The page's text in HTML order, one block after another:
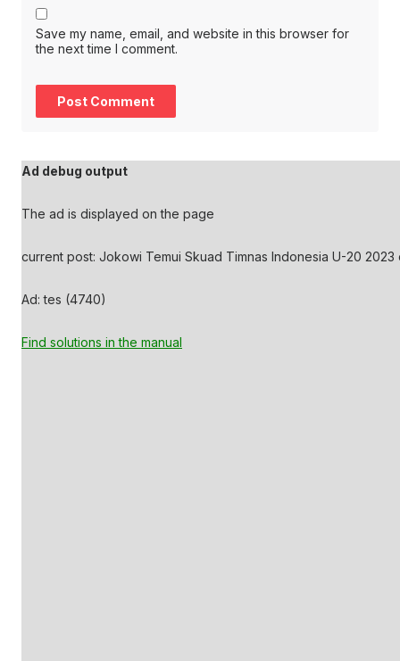
Save my name, email, and website in this browser for
the next time I comment.
Ad debug output
The ad is displayed on the page
current post: Jokowi Temui Skuad Timnas Indonesia U-20 2023
Ad: tes (4740)
Find solutions in the manual